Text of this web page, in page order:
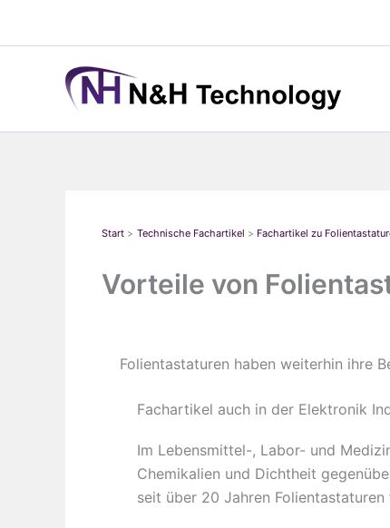
Start Technische Fachartikel Fachartikel zu
Vorteile von
Folientastaturen haben weiterhin ihre
Fachartikel auch in der Elektronik
Im Lebensmittel-, Labor- und
Chemikalien und Dichtheit
seit über 20 Jahren Folientastaturen